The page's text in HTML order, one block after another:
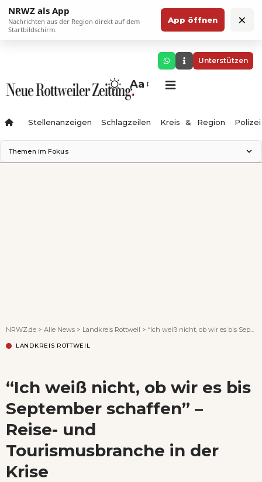
NRWZ als App
Nachrichten aus der Region direkt auf dem
Startbildschirm.
App öffnen ×
Unterstützen
Aa
Stellenanzeigen Schlagzeilen Kreis & Region Polizei
Themen im Fokus
NRWZ.de > Alle News > Landkreis Rottweil > “Ich weiß nicht, ob wir es bis September schaffen” – Reise- und Tourismusbranche in der Krise
LANDKREIS ROTTWEIL
“Ich weiß nicht, ob wir es bis
September schaffen” –
Reise- und
Tourismusbranche in der
Krise